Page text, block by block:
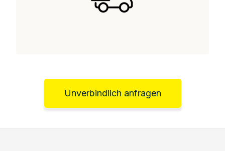
Unverbindlich anfragen